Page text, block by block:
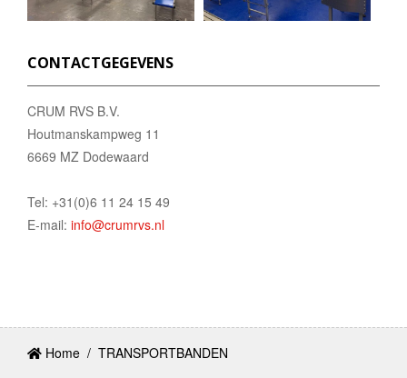
CONTACTGEGEVENS
CRUM RVS B.V.
Houtmanskampweg 11
6669 MZ Dodewaard
Tel: +31(0)6 11 24 15 49
E-mail: info@crumrvs.nl
Home / TRANSPORTBANDEN